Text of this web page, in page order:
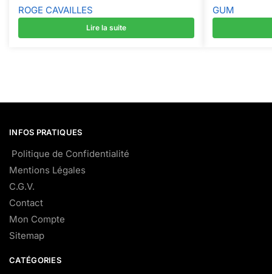
ROGE CAVAILLES
Lire la suite
GUM
INFOS PRATIQUES
Politique de Confidentialité
Mentions Légales
C.G.V.
Contact
Mon Compte
Sitemap
CATÉGORIES